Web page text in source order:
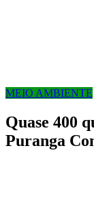
MEIO AMBIENTE
Quase 400
Puranga